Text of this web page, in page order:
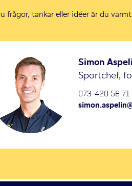
frågor, tankar eller idéer är du
Simon
Sportchef,
073-420 56 71